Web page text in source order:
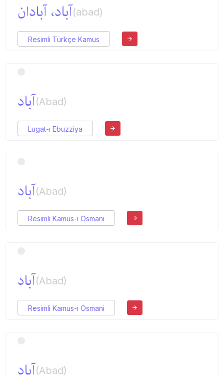
آباد، آبادان(abad)
Resimli Türkçe Kamus
آباد(Abad)
Lugat-ı Ebuzziya
آباد(Abad)
Resimli Kamus-ı Osmani
آباد(Abad)
Resimli Kamus-ı Osmani
آباد(Abad)